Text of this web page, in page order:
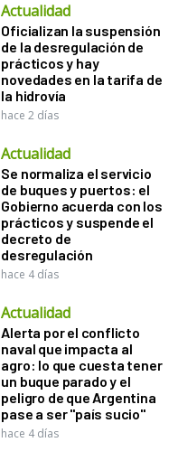
Actualidad
Oficializan la suspensión
de la desregulación de
prácticos y hay
novedades en la tarifa de
la hidrovía
hace 2 días
Actualidad
Se normaliza el servicio
de buques y puertos: el
Gobierno acuerda con los
prácticos y suspende el
decreto de
desregulación
hace 4 días
Actualidad
Alerta por el conflicto
naval que impacta al
agro: lo que cuesta tener
un buque parado y el
peligro de que Argentina
pase a ser "país sucio"
hace 4 días